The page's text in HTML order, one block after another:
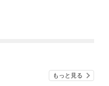
もっと見る